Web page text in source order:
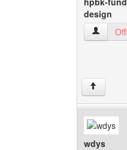
design
hpbk-
↑
wdys